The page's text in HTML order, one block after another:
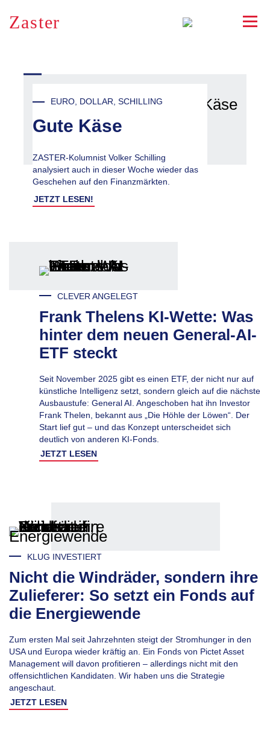
RSS
Zaster
EURO, DOLLAR, SCHILLING
Gute Käse
ZASTER-Kolumnist Volker Schilling
analysiert auch in dieser Woche wieder das
Geschehen auf den Finanzmärkten.
JETZT LESEN!
CLEVER ANGELEGT
Frank Thelens KI-Wette: Was
hinter dem neuen General-AI-
ETF steckt
Seit November 2025 gibt es einen ETF, der nicht nur auf
künstliche Intelligenz setzt, sondern gleich auf die nächste
Ausbaustufe: General AI. Angeschoben hat ihn Investor
Frank Thelen, bekannt aus „Die Höhle der Löwen“. Der
Start lief gut – und das Konzept unterscheidet sich
deutlich von anderen KI-Fonds.
JETZT LESEN
KLUG INVESTIERT
Nicht die Windräder, sondern ihre
Zulieferer: So setzt ein Fonds auf
die Energiewende
Zum ersten Mal seit Jahrzehnten steigt der Stromhunger in den
USA und Europa wieder kräftig an. Ein Fonds von Pictet Asset
Management will davon profitieren – allerdings nicht mit den
offensichtlichen Kandidaten. Wir haben uns die Strategie
angeschaut.
JETZT LESEN